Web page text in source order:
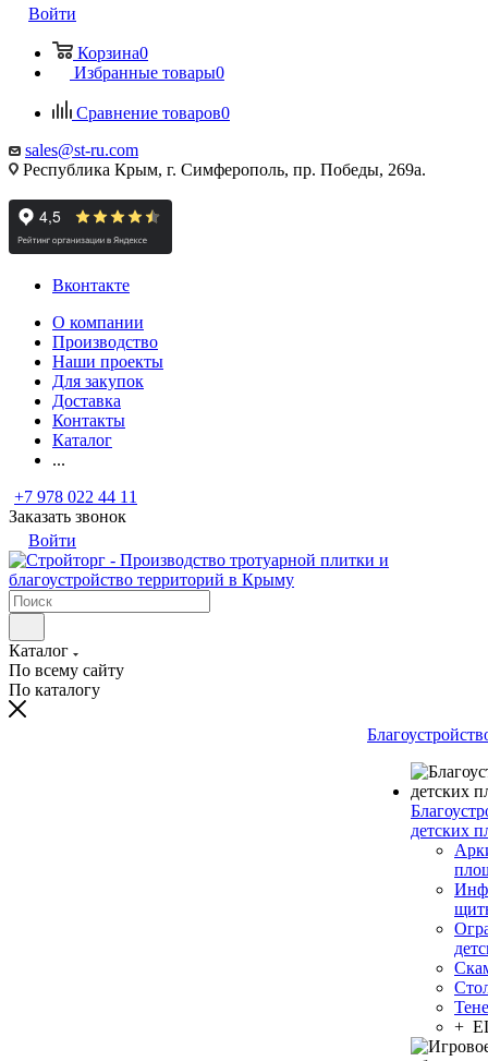
Войти
Корзина0
Избранные товары0
Сравнение товаров0
sales@st-ru.com
Республика Крым, г. Симферополь, пр. Победы, 269а.
Вконтакте
О компании
Производство
Наши проекты
Для закупок
Доставка
Контакты
Каталог
...
+7 978 022 44 11
Заказать звонок
Войти
Каталог
По всему сайту
По каталогу
детских
+